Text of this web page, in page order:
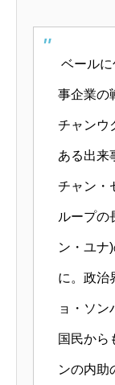
ベール
事企業の
チャンウ
ある出来
チャン・
ループの
ン・ユナ
に。政治
ョ・ソン
国民から
ンの内助